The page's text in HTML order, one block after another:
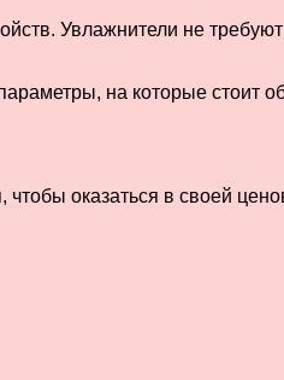
Увлажнители не
на которые стоит
оказаться в своей